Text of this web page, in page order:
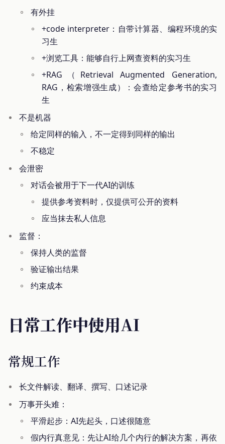
有外挂
+code interpreter：自带计算器、编程环境的实
习生
+浏览工具：能够自行上网查资料的实习生
+RAG（Retrieval Augmented Generation,
RAG，检索增强生成）：会查给定参考书的实习
生
不是机器
给定同样的输入，不一定得到同样的输出
不稳定
会泄密
对话会被用于下一代AI的训练
提供参考资料时，仅提供可公开的资料
应当抹去私人信息
监督：
保持人类的监督
验证输出结果
约束成本
日常工作中使用AI
常规工作
长文件解读、翻译、撰写、口述记录
万事开头难：
平滑起步：AI先起头，口述很随意
假内行真意见：先让AI给几个内行的解决方案，再依